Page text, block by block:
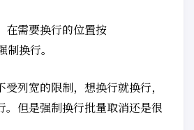
在需要换行的位置按
制换行。
列宽的限制，想换行就换行，
。但是强制换行批量取消还是很